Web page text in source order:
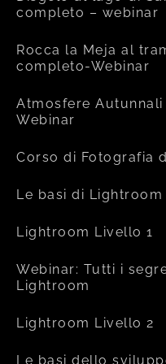
completo – webinar
Rocca la Meja al
completo-Webinar
Atmosfere
Webinar
Corso di Fotografia
Le basi di
Lightroom Livello 1
Webinar: Tutti i
Lightroom
Lightroom Livello 2
Le basi dello